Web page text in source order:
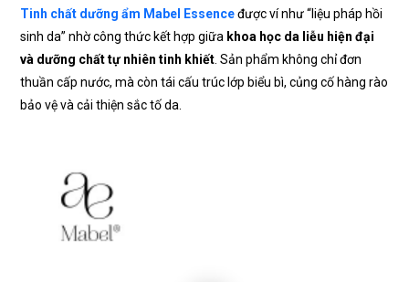
Tinh chất dưỡng ẩm Mabel Essenceđược ví như “liệu pháp hồi
sinh da” nhờ công thức kết hợp giữa khoa học da liễu hiện đại
và dưỡng chất tự nhiên tinh khiết . Sản phẩm không chỉ đơn
thuần cấp nước, mà còn tái cấu trúc lớp biểu bì, củng cố hàng rào
bảo vệ và cải thiện sắc tố da.